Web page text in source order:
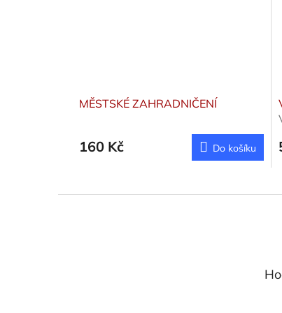
MĚSTSKÉ ZAHRADNIČENÍ
160 Kč Do košíku